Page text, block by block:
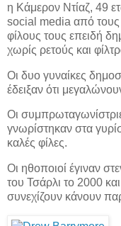
η Κάμερον Ντίαζ, 49
social media από τους
φίλους τους επειδή
χωρίς ρετούς και
Οι δυο γυναίκες
έδειξαν ότι
Οι
γνωρίστηκαν στα
καλές φίλες.
Οι ηθοποιοί έγιναν
του Τσάρλι το 2000
συνεχίζουν κάνουν